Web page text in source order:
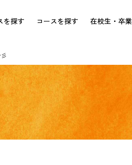
を探す コースを探す 在校生・卒